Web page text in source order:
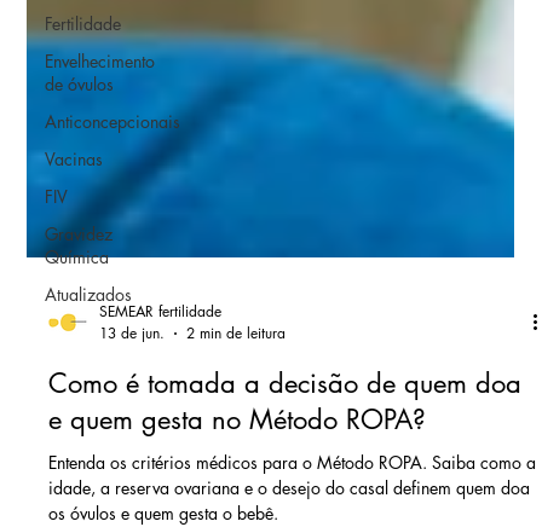
Fertilidade
Envelhecimento
de óvulos
Anticoncepcionais
Vacinas
FIV
Gravidez
Química
Atualizados
SEMEAR fertilidade
13 de jun.
2 min de leitura